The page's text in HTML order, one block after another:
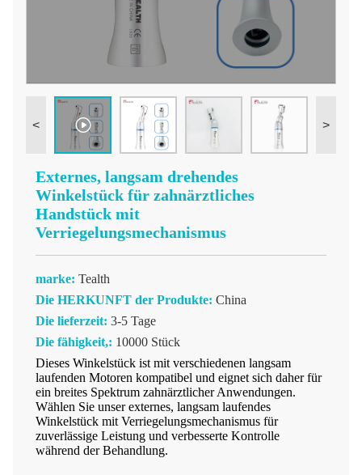
< >
Externes, langsam drehendes
Winkelstück für zahnärztliches
Handstück mit
Verriegelungsmechanismus
marke: Tealth
Die HERKUNFT der Produkte: China
Die lieferzeit: 3-5 Tage
Die fähigkeit,: 10000 Stück
Dieses Winkelstück ist mit verschiedenen langsam
laufenden Motoren kompatibel und eignet sich daher für
ein breites Spektrum zahnärztlicher Anwendungen.
Wählen Sie unser externes, langsam laufendes
Winkelstück mit Verriegelungsmechanismus für
zuverlässige Leistung und verbesserte Kontrolle
während der Behandlung.